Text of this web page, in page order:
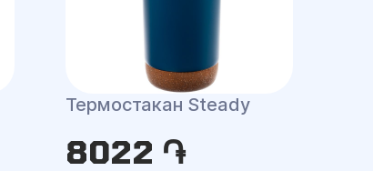
Термостакан Steady
8022 ֏